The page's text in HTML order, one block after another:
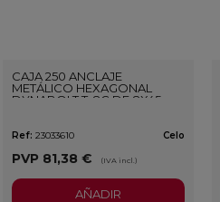
CAJA 250 ANCLAJE
METÁLICO HEXAGONAL
DYNABOLT T-8C DE 8X45
Ref: 23033610 Celo
PVP 81,38 € (IVA incl.)
AÑADIR